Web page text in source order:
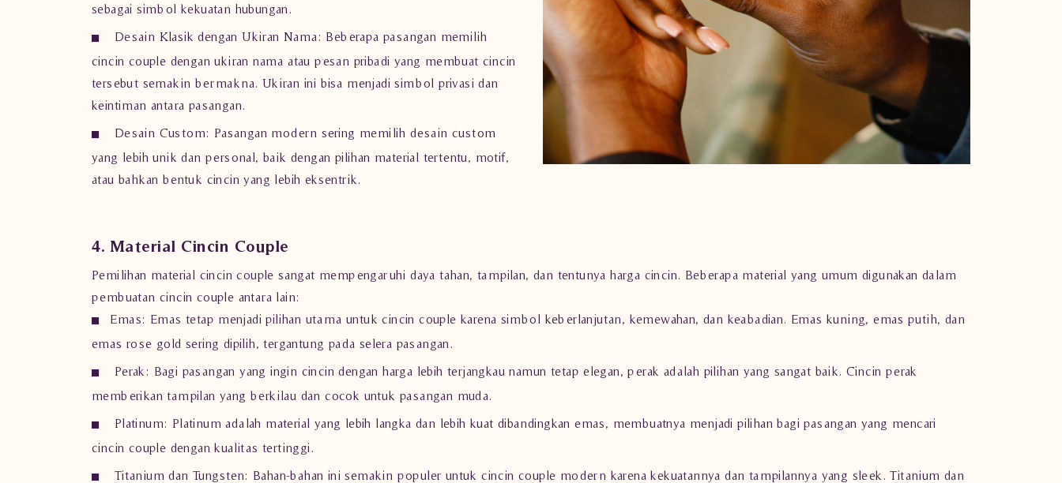
sebagai simbol kekuatan hubungan.
Desain Klasik dengan Ukiran Nama: Beberapa pasangan memilih
cincin couple dengan ukiran nama atau pesan pribadi yang membuat cincin
tersebut semakin bermakna. Ukiran ini bisa menjadi simbol privasi dan
keintiman antara pasangan.
Desain Custom: Pasangan modern sering memilih desain custom
yang lebih unik dan personal, baik dengan pilihan material tertentu, motif,
atau bahkan bentuk cincin yang lebih eksentrik.
4. Material Cincin Couple
Pemilihan material cincin couple sangat mempengaruhi daya tahan, tampilan, dan tentunya harga cincin. Beberapa material yang umum digunakan dalam
pembuatan cincin couple antara lain:
Emas: Emas tetap menjadi pilihan utama untuk cincin couple karena simbol keberlanjutan, kemewahan, dan keabadian. Emas kuning, emas putih, dan
emas rose gold sering dipilih, tergantung pada selera pasangan.
Perak : Bagi pasangan yang ingin cincin dengan harga lebih terjangkau namun tetap elegan, perak adalah pilihan yang sangat baik. Cincin perak
memberikan tampilan yang berkilau dan cocok untuk pasangan muda.
Platinum: Platinum adalah material yang lebih langka dan lebih kuat dibandingkan emas, membuatnya menjadi pilihan bagi pasangan yang mencari
cincin couple dengan kualitas tertinggi.
Titanium dan Tungsten: Bahan-bahan ini semakin populer untuk cincin couple modern karena kekuatannya dan tampilannya yang sleek. Titanium dan